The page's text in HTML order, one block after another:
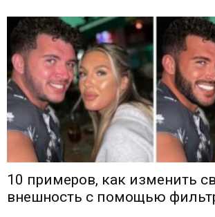
10 примеров, как изменить
внешность с помощью